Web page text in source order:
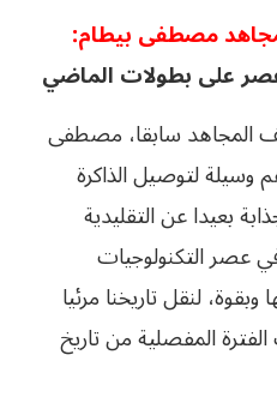
مصطفى بيطام:
على بطولات الماضي
المجاهد سابقا، مصطفى
وسيلة لتوصيل الذاكرة
بعيدا عن التقليدية
عصر التكنولوجيات
لنقل تاريخنا مرئيا
المفصلية من تاريخ